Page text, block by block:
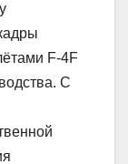
F-4F
С